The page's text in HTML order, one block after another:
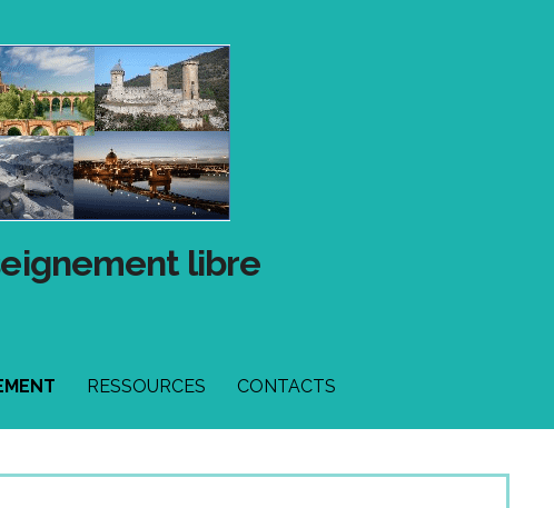
libre
RESSOURCES CONTACTS